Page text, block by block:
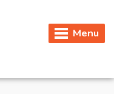
Menu